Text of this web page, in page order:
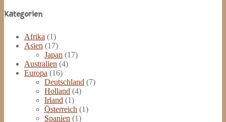
Site
Kategorien
Afrika (1)
Asien (17)
Japan (17)
Australien (4)
Europa (16)
Deutschland (7)
Holland (4)
Irland (1)
Österreich (1)
Spanien (1)